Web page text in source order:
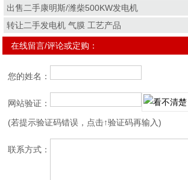
出售二手康明斯/潍柴500KW发电机
转让二手发电机 气膜 工艺产品
在线留言/评论或定购：
您的姓名：
网站验证：
(若提示验证码错误，点击↑验证码再输入)
联系方式：